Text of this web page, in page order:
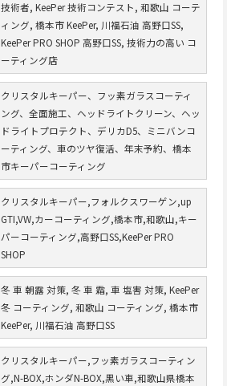
技術者, KeePer 技術コンテスト, 和歌山 コーテ
ィング, 橋本市 KeePer, 川福石油 高野口SS,
KeePer PRO SHOP 高野口SS, 技術力の高い コ
ーティング店
クリスタルキーパー、フッ素ガラスコーティ
ング、全面施工、ヘッドライトクリーン、ヘッ
ドライトプロテクト、デリカD5、ミニバンコ
ーティング、車のツヤ復活、年末予約、橋本
市キーパーコーティング
クリスタルキーパー,フォルクスワーゲン,up
GTI,VW,カーコーティング,橋本市,和歌山,キー
パーコーティング,高野口SS,KeePer PRO
SHOP
冬 車 朝露 対策, 冬 車 霜, 車 塩害 対策, KeePer
冬 コーティング, 和歌山 コーティング, 橋本市
KeePer, 川福石油 高野口SS
クリスタルキーパー,フッ素ガラスコーティン
グ,N-BOX,ホンダN-BOX,黒い車,和歌山県橋本